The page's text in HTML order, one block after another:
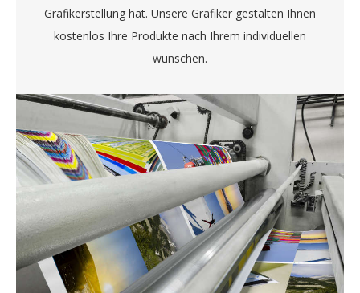
Grafikerstellung hat. Unsere Grafiker gestalten Ihnen
kostenlos Ihre Produkte nach Ihrem individuellen
wünschen.